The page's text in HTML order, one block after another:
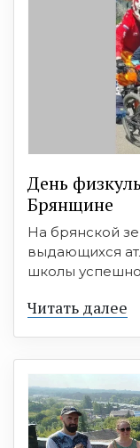
День
Брянщине
На брянской
выдающихся
школы успешно
Читать далее